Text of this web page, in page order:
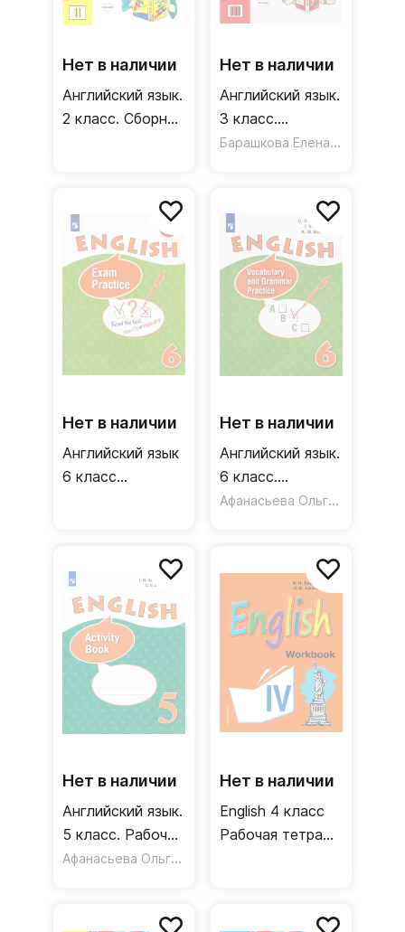
Нет в наличии
Английский язык.
2 класс. Сборник
др. Часть 2.
ФГОС
Нет в наличии
Английский язык.
3 класс.
Грамматика.
учеб. И.Н.
Верещагиной и
др. Часть 2
Барашкова Елена Александровна
Нет в наличии
Английский язык
6 класс
ОГЭ Учебное
пособие ФГОС
Нет в наличии
Английский язык.
6 класс.
Лексико-
Углубленный
Афанасьева Ольга Васильевна
Нет в наличии
Английский язык.
5 класс. Рабочая
тетрадь. ФГОСАфанасьева Ольга Васильевна
Нет в наличии
English 4 класс
Рабочая тетрадь